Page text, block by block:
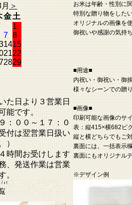
＞
金土
1
7 8
1415
2122
2829
た日より３営業日
能です。
：００～１７：０
付は翌営業日扱い
）
時間お受けします
、発送作業は営業
。
お米は年齢・性別に
特別な贈り物をした
オリジナルの画像を
御祝いや感謝の気持
■用途■
内祝い・御祝い・御
様々なシーンでの贈
■画像■
印刷可能な画像のサ
表：縦415×横682ピ
縦と横どちらでもご
裏面には、一括表示
裏面にもオリジナル
※デザイン例